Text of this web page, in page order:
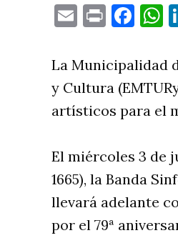
EmailPrint
La Municipalidad
y Cultura
artísticos para el
El miércoles 3 de
1665), la Banda
llevará adelante
por el 79ª